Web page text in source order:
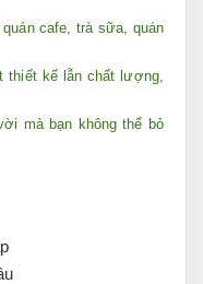
cafe, trà sữa, quán
kế lẫn chất lượng,
mà bạn không thể bỏ